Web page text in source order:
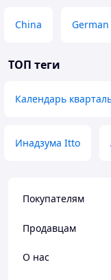
China German
ТОП теги
Календарь
Инадзума Itto
Покупателям
Продавцам
О нас